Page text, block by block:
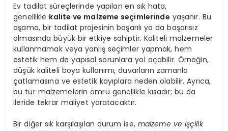
Ev tadilat süreçlerinde yapılan en sık hata,
genellikle kalite ve malzeme seçimlerinde yaşanır. Bu
aşama, bir tadilat projesinin başarılı ya da başarısız
olmasında büyük bir etkiye sahiptir. Kaliteli malzemeler
kullanmamak veya yanlış seçimler yapmak, hem
estetik hem de yapısal sorunlara yol açabilir. Örneğin,
düşük kaliteli boya kullanımı, duvarların zamanla
çatlamasına ve estetik kayıplara neden olabilir. Ayrıca,
bu tür malzemelerin ömrü genellikle kısadır; bu da
ileride tekrar maliyet yaratacaktır.
Bir diğer sık karşılaşılan durum ise, malzeme ve işçilik